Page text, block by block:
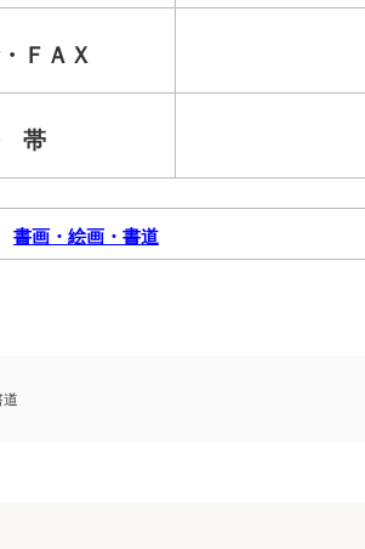
ＦＡＸ
帯
書画・絵画・書道